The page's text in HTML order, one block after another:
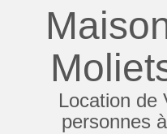
Location de
personnes